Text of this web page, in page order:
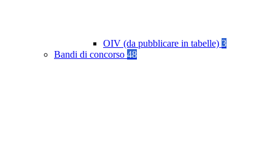
OIV (da pubblicare in tabelle) 3
Bandi di concorso 48